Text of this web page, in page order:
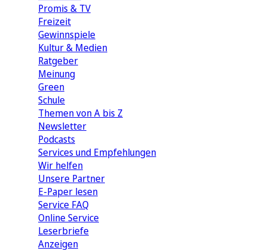
Promis & TV
Freizeit
Gewinnspiele
Kultur & Medien
Ratgeber
Meinung
Green
Schule
Themen von A bis Z
Newsletter
Podcasts
Services und Empfehlungen
Wir helfen
Unsere Partner
E-Paper lesen
Service FAQ
Online Service
Leserbriefe
Anzeigen